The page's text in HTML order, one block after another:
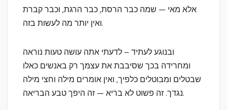
אלא מאי — שמה כבר הרסת, כבר הרגת, וכבר קברת
ואין יותר מה לעשות בזה.
ובנוגע לעתיד – לדעתי אתה עושה טעות נוראה
ומחרידה בכך שסיבבת את עצמך רק באנשים כאלו
שבטלים ומבוטלים כלפיך, ואין אומרים מילה וחצי מילה
נגדך. זה פשוט לא בריא — זה היפך טבע הבריאה.